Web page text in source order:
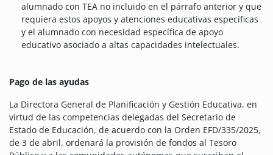
alumnado con TEA no incluido en el párrafo anterior y que
requiera estos apoyos y atenciones educativas específicas
y el alumnado con necesidad específica de apoyo
educativo asociado a altas capacidades intelectuales.
Pago de las ayudas
La Directora General de Planificación y Gestión Educativa, en
virtud de las competencias delegadas del Secretario de
Estado de Educación, de acuerdo con la Orden EFD/335/2025,
de 3 de abril, ordenará la provisión de fondos al Tesoro